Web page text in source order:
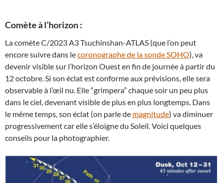
Comète à l’horizon :
La comète C/2023 A3 Tsuchinshan-ATLAS (que l’on peut
encore suivre dans lecoronographe de la sonde SOHO), va
devenir visible sur l’horizon Ouest en fin de journée à partir du
12 octobre. Si son éclat est conforme aux prévisions, elle sera
observable à l’œil nu. Elle “grimpera” chaque soir un peu plus
dans le ciel, devenant visible de plus en plus longtemps. Dans
le même temps, son éclat (on parle de magnitude) va diminuer
progressivement car elle s’éloigne du Soleil. Voici quelques
conseils pour la photographier.